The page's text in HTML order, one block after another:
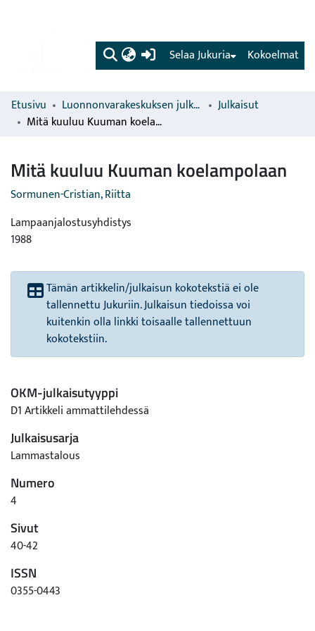
(current) Kokoelmat
Selaa Jukuria
Etusivu Luonnonvarakeskuksen julkaisut
Julkaisut
Mitä kuuluu Kuuman koelampolaan
Mitä kuuluu Kuuman koelampolaan
Sormunen-Cristian, Riitta
Lampaanjalostusyhdistys
1988
Tämän artikkelin/julkaisun kokotekstiä ei ole
tallennettu Jukuriin. Julkaisun tiedoissa voi
kuitenkin olla linkki toisaalle tallennettuun
kokotekstiin.
OKM-julkaisutyyppi
D1 Artikkeli ammattilehdessä
Julkaisusarja
Lammastalous
Numero
4
Sivut
40-42
ISSN
0355-0443